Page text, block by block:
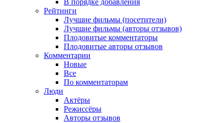
Рейтинги
Лучшие фильмы (посетители)
Лучшие фильмы (авторы отзывов)
Плодовитые комментаторы
Плодовитые авторы отзывов
Комментарии
Новые
Все
По комментаторам
Люди
Актёры
Режиссёры
Авторы отзывов